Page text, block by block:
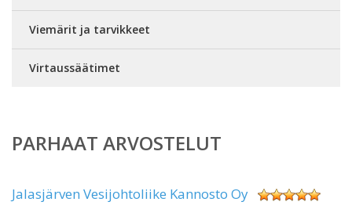
Viemärit ja tarvikkeet
Virtaussäätimet
PARHAAT ARVOSTELUT
Jalasjärven Vesijohtoliike Kannosto Oy